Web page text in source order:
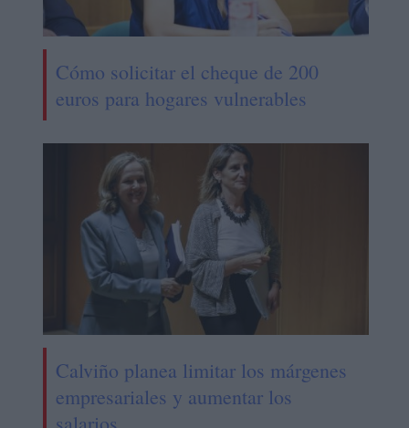
Cómo solicitar el cheque de 200
euros para hogares vulnerables
Calviño planea limitar los márgenes
empresariales y aumentar los